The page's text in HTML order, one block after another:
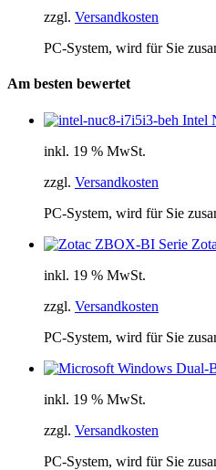
zzgl. Versandkosten
PC-System, wird für Sie
Am besten bewertet
Intel
inkl. 19 % MwSt.
zzgl. Versandkosten
PC-System, wird für Sie
inkl. 19 % MwSt.
zzgl. Versandkosten
PC-System, wird für Sie
inkl. 19 % MwSt.
zzgl. Versandkosten
PC-System, wird für Sie